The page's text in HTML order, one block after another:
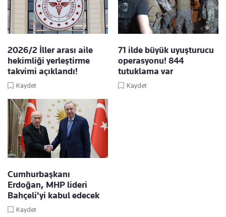
2026/2 İller arası aile
hekimliği yerleştirme
takvimi açıklandı!
Kaydet
71 ilde büyük uyuşturucu
operasyonu! 844
tutuklama var
Kaydet
Cumhurbaşkanı
Erdoğan, MHP lideri
Bahçeli'yi kabul edecek
Kaydet